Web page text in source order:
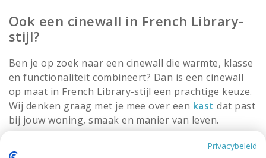
Ook een cinewall in French Library-
stijl?
Ben je op zoek naar een cinewall die warmte, klasse
en functionaliteit combineert? Dan is een cinewall
op maat in French Library-stijl een prachtige keuze.
Wij denken graag met je mee over een kast dat past
bij jouw woning, smaak en manier van leven.
Privacybeleid